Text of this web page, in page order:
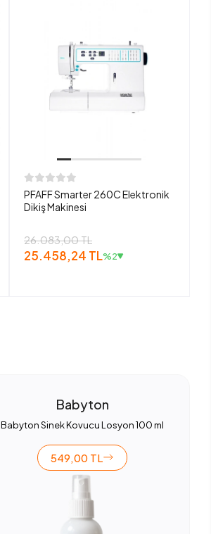
PFAFF Smarter 260C Elektronik
Dikiş Makinesi
26.083,00 TL
25.458,24 TL%2
Babyton
Babyton Sinek Kovucu Losyon 100 ml
549,00 TL